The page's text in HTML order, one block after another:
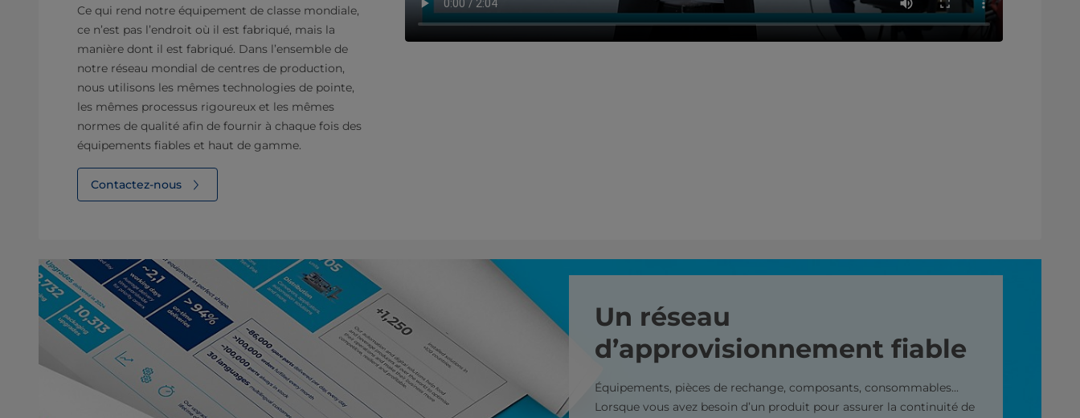
Ce qui rend notre équipement de classe mondiale,
ce n’est pas l’endroit où il est fabriqué, mais la
manière dont il est fabriqué. Dans l’ensemble de
notre réseau mondial de centres de production,
nous utilisons les mêmes technologies de pointe,
les mêmes processus rigoureux et les mêmes
normes de qualité afin de fournir à chaque fois des
équipements fiables et haut de gamme.
Contactez-nous
Un réseau
d’approvisionnement fiable
Équipements, pièces de rechange, composants, consommables...
Lorsque vous avez besoin d’un produit pour assurer la continuité de